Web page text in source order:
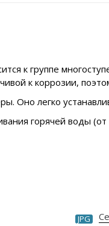
к группе
к коррозии,
Оно легко
горячей воды
JPG